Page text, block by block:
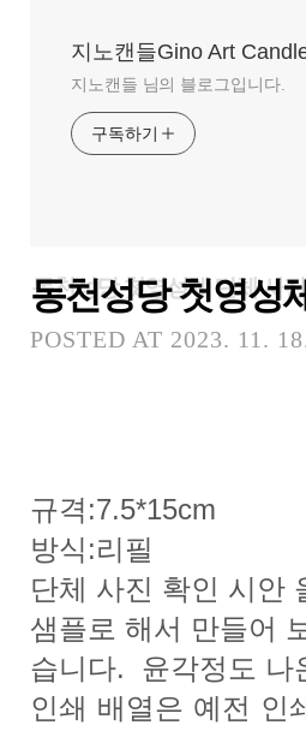
지노캔들Gino Art
지노캔들 님의 블로그입니다.
구독하기
동천성당 첫영성체 단체 사진
동천성당 첫영성
POSTED AT 2023. 11.
규격:7.5*15cm
방식:리필
단체 사진 확인 시안
샘플로 해서 만들어
습니다. 윤각정도 나
인쇄 배열은 예전 인